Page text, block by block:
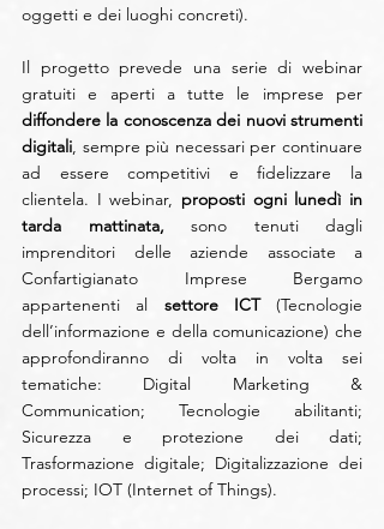
oggetti e dei luoghi concreti).
Il progetto prevede una serie di webinar
gratuiti e aperti a tutte le imprese per
diffondere la conoscenza dei nuovi strumenti
digitali, sempre più necessari per continuare
ad essere competitivi e fidelizzare la
clientela. I webinar, proposti ogni lunedì in
tarda mattinata, sono tenuti dagli
imprenditori delle aziende associate a
Confartigianato Imprese Bergamo
appartenenti al settore ICT (Tecnologie
dell’informazione e della comunicazione) che
approfondiranno di volta in volta sei
tematiche: Digital Marketing &
Communication; Tecnologie abilitanti;
Sicurezza e protezione dei dati;
Trasformazione digitale; Digitalizzazione dei
processi; IOT (Internet of Things).